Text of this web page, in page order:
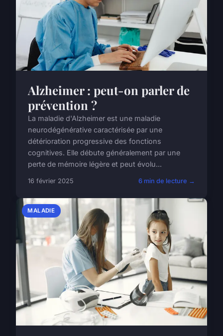
Alzheimer : peut-on parler de
prévention ?
La maladie d'Alzheimer est une maladie
neurodégénérative caractérisée par une
détérioration progressive des fonctions
cognitives. Elle débute généralement par une
perte de mémoire légère et peut évolu...
16 février 2025 6 min de lecture →
MALADIE